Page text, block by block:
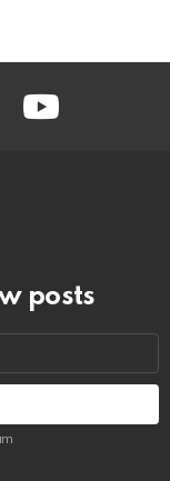
youtube
posts